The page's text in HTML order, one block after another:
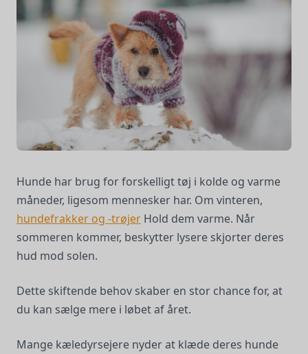
Hunde har brug for forskelligt tøj i kolde og varme
måneder, ligesom mennesker har. Om vinteren,
hundefrakker og -trøjer Hold dem varme. Når
sommeren kommer, beskytter lysere skjorter deres
hud mod solen.
Dette skiftende behov skaber en stor chance for, at
du kan sælge mere i løbet af året.
Mange kæledyrsejere nyder at klæde deres hunde